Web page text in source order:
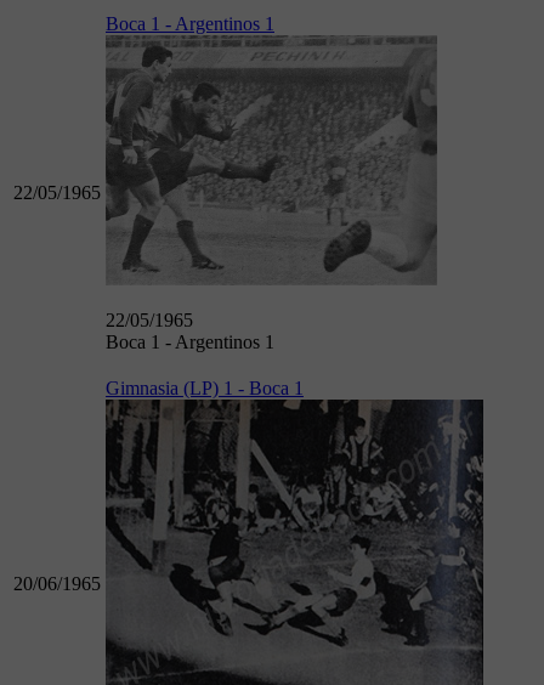
22/05/1965
Boca 1 - Argentinos 1
22/05/1965
Boca 1 - Argentinos 1
20/06/1965
Gimnasia (LP) 1 - Boca 1